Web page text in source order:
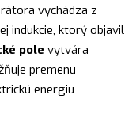
vychádza z
indukcie, ktorý objavil
pole vytvára
premenu
energiu